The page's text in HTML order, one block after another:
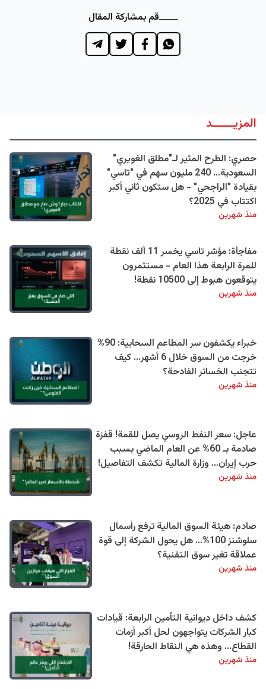
قم بمشاركة المقال
المزيــــــد
حصري: الطرح المثير لـ"مطلق الغويري"
السعودية… 240 مليون سهم في "تاسي"
بقيادة "الراجحي" - هل ستكون ثاني أكبر
اكتتاب في 2025؟
منذ شهرين
مفاجأة: مؤشر تاسي يخسر 11 ألف نقطة
للمرة الرابعة هذا العام - مستثمرون
يتوقعون هبوط إلى 10500 نقطة!
منذ شهرين
خبراء يكشفون سر المطاعم السحابية: 90%
خرجت من السوق خلال 6 أشهر… كيف
تتجنب الخسائر الفادحة؟
منذ شهرين
عاجل: سعر النفط الروسي يصل للقمة! قفزة
صادمة بـ 60% عن العام الماضي بسبب
حرب إيران… وزارة المالية تكشف التفاصيل!
منذ شهرين
صادم: هيئة السوق المالية ترفع رأسمال
سلوشنز 100%… هل يحول الشركة إلى قوة
عملاقة تغير سوق التقنية؟
منذ شهرين
كشف داخل ديوانية التأمين الرابعة: قيادات
كبار الشركات يتواجهون لحل أكبر أزمات
القطاع... وهذه هي النقاط الحارقة!
منذ شهرين